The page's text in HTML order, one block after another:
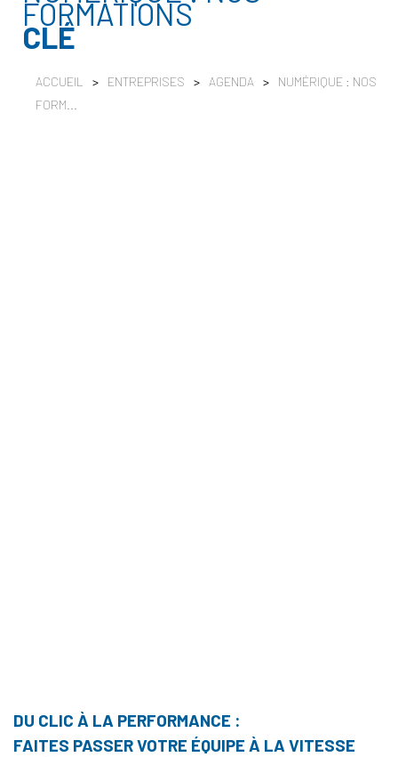
FORMATIONS
CLÉ
ACCUEIL > ENTREPRISES > AGENDA >
NUMÉRIQUE : NOS
FORM...
DU CLIC À LA PERFORMANCE :
FAITES PASSER VOTRE ÉQUIPE À LA VITESSE